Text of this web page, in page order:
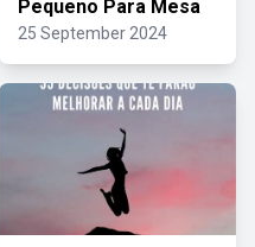
Pequeno Para Mesa
25 September 2024